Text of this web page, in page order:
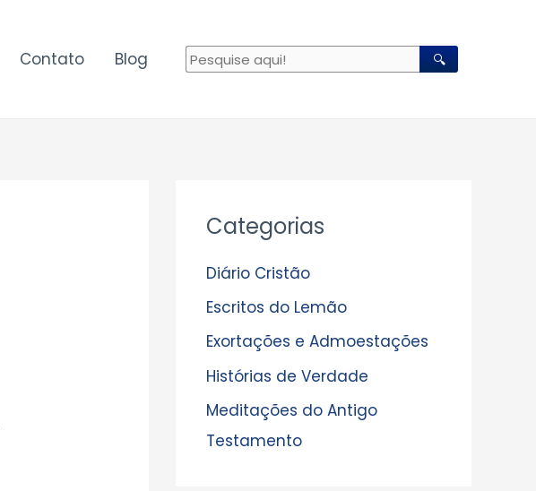
Contato Blog 🔍
Categorias
Diário Cristão
Escritos do Lemão
Exortações e Admoestações
Histórias de Verdade
Meditações do Antigo
Testamento
r
u
i
v
o
s